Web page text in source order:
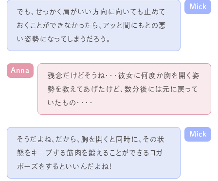
でも、せっかく肩がいい方向に向いても止めて
おくことができなかったら、アッと間にもとの悪
い姿勢になってしまうだろう。
Mick
Anna
残念だけどそうね・・・彼女に何度か胸を開く姿
勢を教えてあげたけど、数分後には元に戻って
いたもの・・・・
そうだよね、だから、胸を開くと同時に、その状
態をキープする筋肉を鍛えることができるヨガ
ポーズをするといいんだよね！
Mick